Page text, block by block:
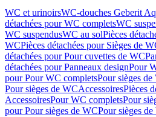
WC et urinoirsWC-douches Geberit
détachées pour WC completsWC
WC suspendusWC au solPièces
WCPièces détachées pour Sièges de
détachées pour Pour cuvettes de WC
détachées pour Panneaux designPour
pour Pour WC completsPour sièges de
Pour sièges de WCAccessoiresPièces
AccessoiresPour WC completsPour
pour Pour sièges de WCPour sièges